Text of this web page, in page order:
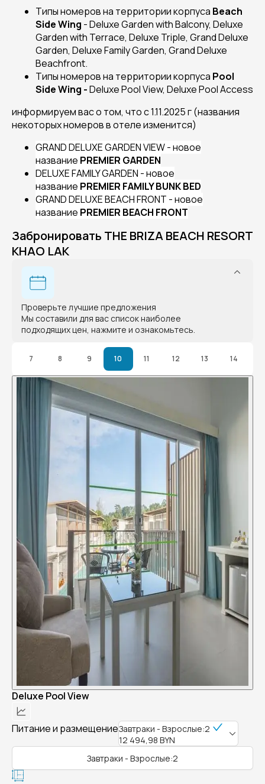
Типы номеров на территории корпуса Beach
Side Wing - Deluxe Garden with Balcony, Deluxe
Garden with Terrace, Deluxe Triple, Grand Deluxe
Garden, Deluxe Family Garden, Grand Deluxe
Beachfront.
Типы номеров на территории корпуса Pool
Side Wing -Deluxe Pool View, Deluxe Pool Access
информируем вас о том, что с 1.11.2025 г (названия
некоторых номеров в отеле изменится)
GRAND DELUXE GARDEN VIEW - новое
название PREMIER GARDEN
DELUXE FAMILY GARDEN - новое
название PREMIER FAMILY BUNK BED
GRAND DELUXE BEACH FRONT - новое
название PREMIER BEACH FRONT
Забронировать THE BRIZA BEACH RESORT
KHAO LAK
Проверьте лучшие предложения
Мы составили для вас список наиболее
подходящих цен, нажмите и ознакомьтесь.
7 8 9 10 11 12 13 14
Deluxe Pool View
Питание и размещениеЗавтраки - Взрослые:2
12 494,98 BYN
Завтраки - Взрослые:2